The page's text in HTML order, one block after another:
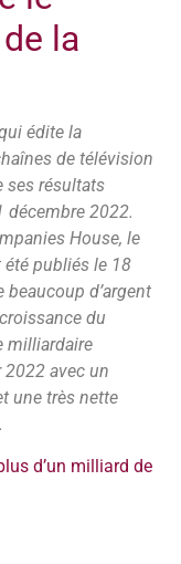
la
édite la
de télévision
ses résultats
décembre 2022.
House, le
publiés le 18
beaucoup d’argent
du
milliardaire
avec un
une très nette
d’un milliard de